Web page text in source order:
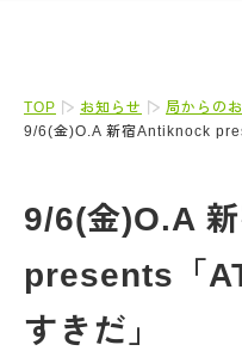
TOP お知らせ
局からの
9/6(金)O.A 新宿Antiknock
9/6(金)O.A
presents「
すきだ」